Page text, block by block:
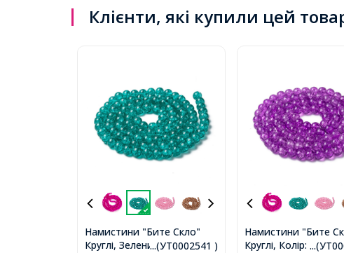
Клієнти, які купили цей
...(УТ0002541 )
Намистини "Бите Скло"
Круглі, Зелений морської,
Намистини "Бите
Круглі, Колір: